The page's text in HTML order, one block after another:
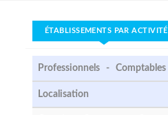
ÉTABLISSEMENTS PAR ACTIVITÉ
Professionnels - Comptables
Localisation